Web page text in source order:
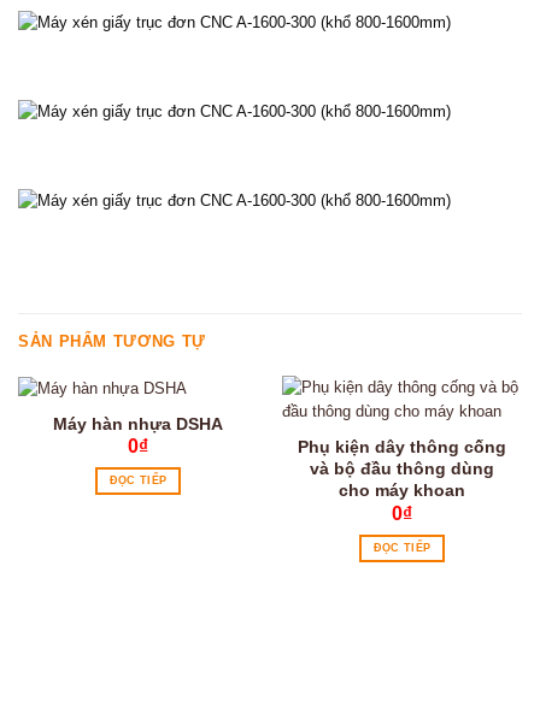
SẢN PHẨM TƯƠNG TỰ
Máy hàn nhựa DSHA
0₫
ĐỌC TIẾP
Phụ kiện dây thông cống
và bộ đầu thông dùng
cho máy khoan
0₫
ĐỌC TIẾP